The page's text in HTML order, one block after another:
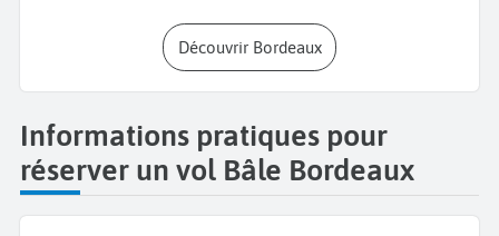
Découvrir Bordeaux
Informations pratiques pour
réserver un vol Bâle Bordeaux